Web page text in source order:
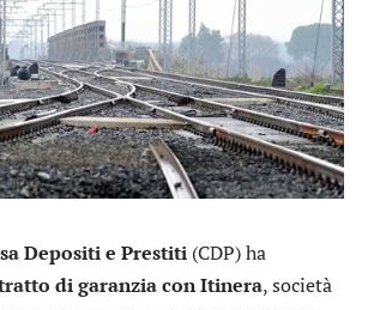
Depositi e Prestiti (CDP) ha
di garanzia con Itinera, società